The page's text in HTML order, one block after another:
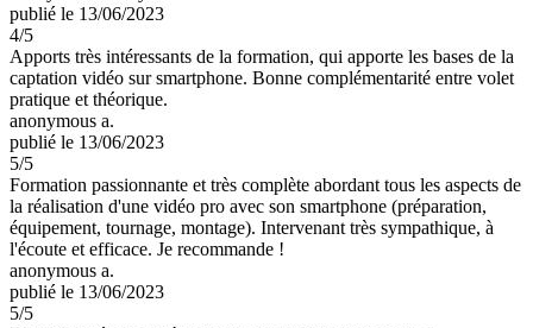
publié le 13/06/2023
4/5
Apports très intéressants de la formation, qui apporte les bases de la
captation vidéo sur smartphone. Bonne complémentarité entre volet
pratique et théorique.
anonymous a.
publié le 13/06/2023
5/5
Formation passionnante et très complète abordant tous les aspects de
la réalisation d'une vidéo pro avec son smartphone (préparation,
équipement, tournage, montage). Intervenant très sympathique, à
l'écoute et efficace. Je recommande !
anonymous a.
publié le 13/06/2023
5/5